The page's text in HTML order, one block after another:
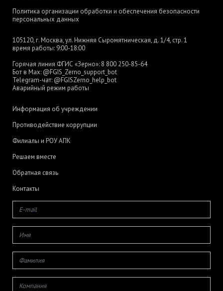
Политика организации обработки и обеспечения безопасности
персональных данных
105120, г. Москва, ул. Нижняя Сыромятническая, д. 1/4, стр. 1
время работы: 9:00-18:00
Горячая линия ФГИС «Зерно»: 8 800 250-85-64
Бот в Max: @FGIS_Zerno_support_bot
Telegram-чат: @FGISZerno_help_bot
Аварийный режим работы
Информация об учреждении
Противодействие коррупции
Филиалы и РОУ АПК
Решаем вместе
Обратная связь
Контакты